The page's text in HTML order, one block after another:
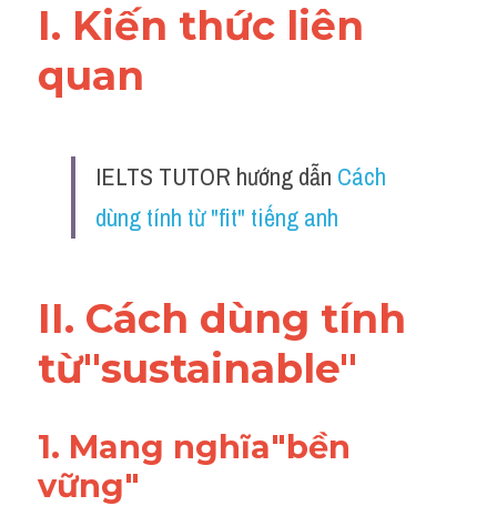
I. Kiến thức liên
quan
IELTS TUTOR hướng dẫn Cách
dùng tính từ "fit" tiếng anh
II. Cách dùng tính
từ"sustainable"
1. Mang nghĩa"bền
vững"